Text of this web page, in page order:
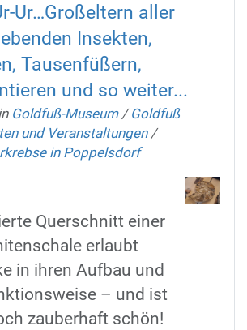
Ur…Großeltern aller
Insekten,
Tausenfüßern,
und so weiter...
Goldfuß-Museum /Goldfuß
und Veranstaltungen /
in Poppelsdorf
Querschnitt einer
erlaubt
in ihren Aufbau und
– und ist
zauberhaft schön!